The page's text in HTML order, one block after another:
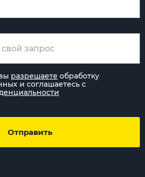
Отправить
разрешаете обработку
и соглашаетесь с